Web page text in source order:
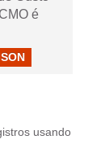
é
usando